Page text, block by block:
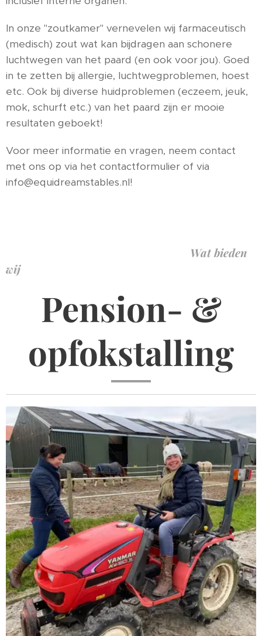
In onze "zoutkamer" vernevelen wij farmaceutisch
(medisch) zout wat kan bijdragen aan schonere
luchtwegen van het paard (en ook voor jou). Goed
in te zetten bij allergie, luchtwegproblemen, hoest
etc. Ook bij diverse huidproblemen (eczeem, jeuk,
mok, schurft etc.) van het paard zijn er mooie
resultaten geboekt!
Voor meer informatie en vragen, neem contact
met ons op via het contactformulier of via
info@equidreamstables.nl!
Wat bieden
wij
Pension- &
opfokstalling